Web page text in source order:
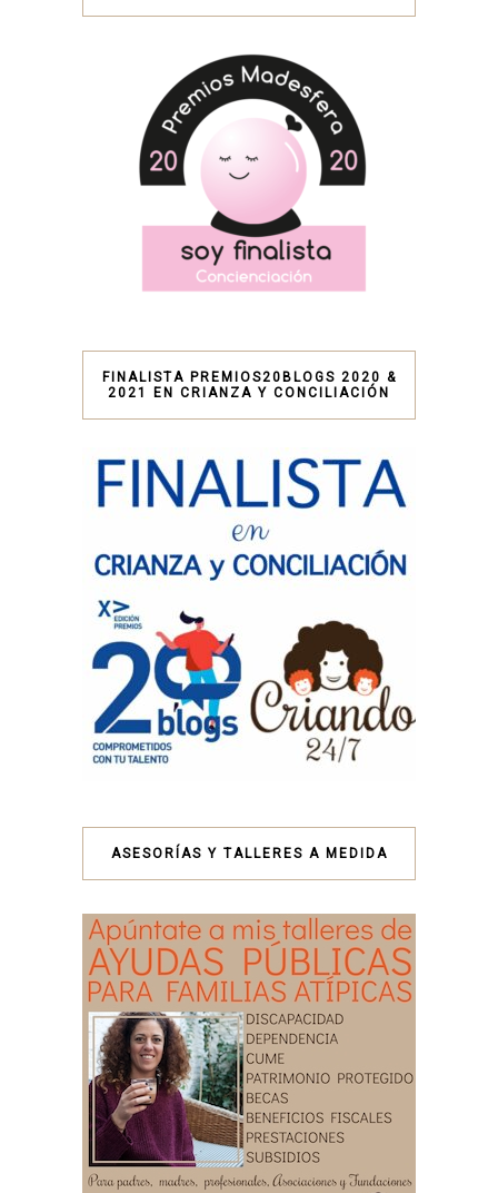
FINALISTA PREMIOS20BLOGS 2020 &
2021 EN CRIANZA Y CONCILIACIÓN
ASESORÍAS Y TALLERES A MEDIDA